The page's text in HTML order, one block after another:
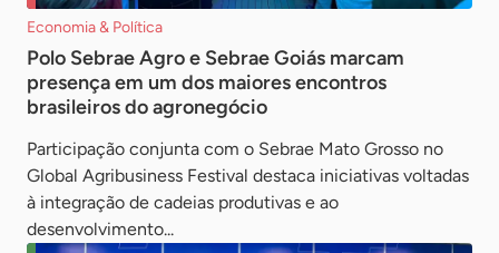
Economia & Política
Polo Sebrae Agro e Sebrae Goiás marcam
presença em um dos maiores encontros
brasileiros do agronegócio
Participação conjunta com o Sebrae Mato Grosso no
Global Agribusiness Festival destaca iniciativas voltadas
à integração de cadeias produtivas e ao
desenvolvimento...